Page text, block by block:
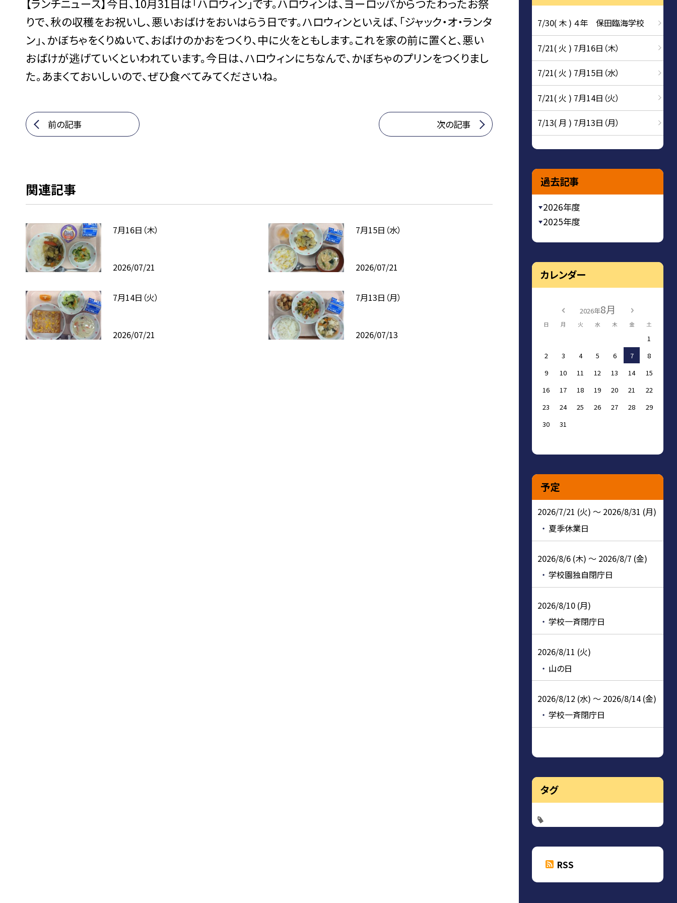
りで、秋の収穫をお祝いし、悪いおばけをおいはらう日です。ハロウィンといえば、「ジャック・オ・ランタ
ン」、かぼちゃをくりぬいて、おばけのかおをつくり、中に火をともします。これを家の前に置くと、悪い
おばけが逃げていくといわれています。今日は、ハロウィンにちなんで、かぼちゃのプリンをつくりまし
た。あまくておいしいので、ぜひ食べてみてくださいね。
前の記事 次の記事
関連記事
7月16日（木）
2026/07/21
7月15日（水）
2026/07/21
7月14日（火）
2026/07/21
7月13日（月）
2026/07/13
7/30( 木 ) ４年 保田臨海学校
7/21( 火 ) 7月16日（木）
7/21( 火 ) 7月15日（水）
7/21( 火 ) 7月14日（火）
7/13( 月 ) 7月13日（月）
過去記事
2026年度
2025年度
カレンダー
2026年8月
日 月 火 水 木 金 土
1
2
3 4 5 6 7
8
9
10 11 12 13 14
15
16
17 18 19 20 21
22
23
24 25 26 27 28
29
30
31
予定
2026/7/21 (火) ～ 2026/8/31 (月)
夏季休業日
2026/8/6 (木) ～ 2026/8/7 (金)
学校園独自閉庁日
2026/8/10 (月)
学校一斉閉庁日
2026/8/11 (火)
山の日
2026/8/12 (水) ～ 2026/8/14 (金)
学校一斉閉庁日
タグ
RSS